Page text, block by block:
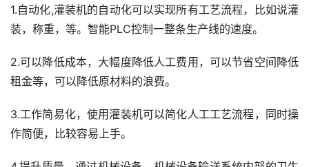
1.自动化,灌装机的自动化可以实现所有工艺流程，比如说灌
装，称重，等。智能PLC控制一整条生产线的速度。
2.可以降低成本，大幅度降低人工费用，可以节省空间降低
租金等，可以降低原材料的浪费。
3.工作简易化，使用灌装机可以简化人工工艺流程，同时操
作简便，比较容易上手。